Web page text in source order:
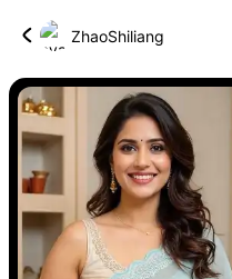
ZhaoShiliang